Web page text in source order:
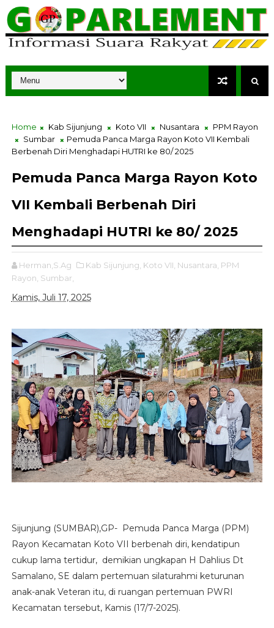
Home Kab Sijunjung Koto VII Nusantara
PPM Rayon
Sumbar
Pemuda Panca Marga Rayon Koto VII Kembali
Berbenah Diri Menghadapi HUTRI ke 80/ 2025
Pemuda Panca Marga Rayon Koto
VII Kembali Berbenah Diri
Menghadapi HUTRI ke 80/ 2025
Herman,S.Ag Kab Sijunjung, Koto VII, Nusantara, PPM
Rayon, Sumbar,
Kamis, Juli 17, 2025
Sijunjung (SUMBAR),GP- Pemuda Panca Marga (PPM)
Rayon Kecamatan Koto VII berbenah diri, kendatipun
cukup lama tertidur, demikian ungkapan H Dahlius Dt
Samalano, SE dalam pertemuan silaturahmi keturunan
anak-anak Veteran itu, di ruangan pertemuan PWRI
Kecamatan tersebut, Kamis (17/7-2025).